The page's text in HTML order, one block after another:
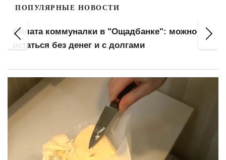
ПОПУЛЯРНЫЕ НОВОСТИ
Правила выплаты отпускных изменились:
главный нюанс для работников